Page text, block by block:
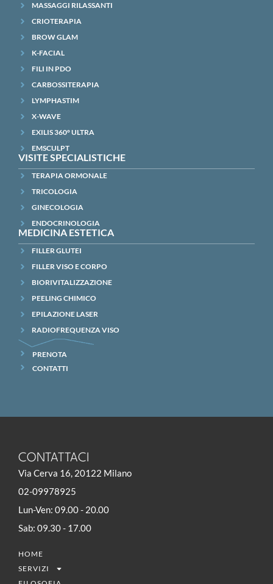
MASSAGGI RILASSANTI
CRIOTERAPIA
BROW GLAM
K-FACIAL
FILI IN PDO
CARBOSSITERAPIA
LYMPHASTIM
X-WAVE
EXILIS 360° ULTRA
EMSCULPT
VISITE SPECIALISTICHE
TERAPIA ORMONALE
TRICOLOGIA
GINECOLOGIA
ENDOCRINOLOGIA
MEDICINA ESTETICA
FILLER GLUTEI
FILLER VISO E CORPO
BIORIVITALIZZAZIONE
PEELING CHIMICO
EPILAZIONE LASER
RADIOFREQUENZA VISO
PRENOTA
CONTATTI
CONTATTACI
Via Cerva 16, 20122 Milano
02-09978925
Lun-Ven: 09.00 - 20.00
Sab: 09.30 - 17.00
HOME
SERVIZI